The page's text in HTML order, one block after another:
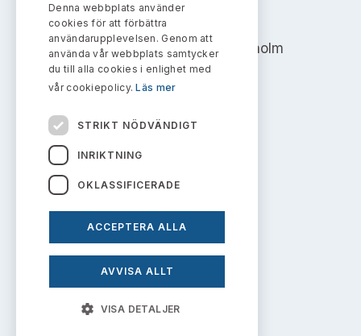
Huvudmän
Verksamhetsberättelser
Publikationer och anföranden
Avgifter
Prenumerera
AKTIEMARKNADSNÄMNDEN
Address: Box 7354, 103 90 Stockholm
info@aktiemarknadsnamnden.se
Om innehållet
Om webbplatsen
Prenumerera på uttalanden
Denna webbplats använder
cookies för att förbättra
användarupplevelsen. Genom att
använda vår webbplats samtycker
du till alla cookies i enlighet med
vår cookiepolicy.Läs mer
STRIKT NÖDVÄNDIGT
INRIKTNING
OKLASSIFICERADE
ACCEPTERA ALLA
AVVISA ALLT
VISA DETALJER